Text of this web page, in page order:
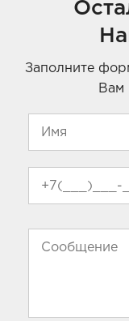
Заполните
Вам